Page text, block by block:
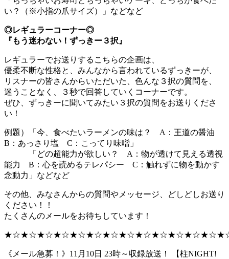
い？（※小指の爪サイズ）」などなど
◎レギュラーコーナー◎
『もう迷わない！ずっきー３択』
レギュラーでお送りするこちらの企画は、
優柔不断な性格と、みんなから言われているずっきーが、
リスナーの皆さんからいただいた、色んな３択の質問を、
迷うことなく、３秒で回答していくコーナーです。
ぜひ、ずっきーに聞いてみたい３択の質問をお送りくださ
い！
例題）「今、食べたいラーメンの味は？ A：王道の醤油
B：あっさり塩 C：こってり味噌」
「どの超能力が欲しい？ A：物が透けて見える透視
能力 B：心を読めるテレパシー C：触れずに物を動かす
念動力」などなど
その他、みなさんからの質問やメッセージ、どしどしお送り
ください！！
たくさんのメールをお待ちしています！
《メール急募！》11月10日 23時～収録放送！ 【柱NIGHT!